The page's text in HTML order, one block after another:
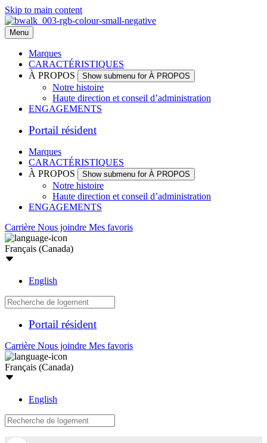
Skip to main content
Menu
Marques
CARACTÉRISTIQUES
À PROPOS
Show submenu for À PROPOS
Notre histoire
Haute direction et conseil d’administration
ENGAGEMENTS
Portail résident
Marques
CARACTÉRISTIQUES
À PROPOS
Show submenu for À PROPOS
Notre histoire
Haute direction et conseil d’administration
ENGAGEMENTS
Carrière Nous joindre Mes favoris
Français (Canada)
English
Portail résident
Carrière Nous joindre Mes favoris
Français (Canada)
English